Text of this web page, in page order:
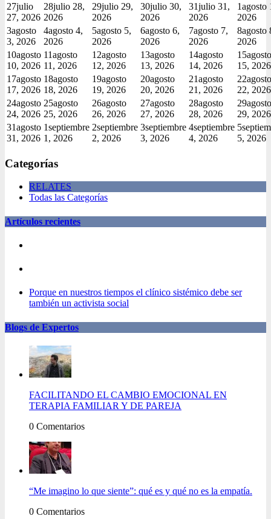
27julio
27, 2026
28julio 28,
2026
29julio 29,
2026
30julio 30,
2026
31julio 31,
2026
1agosto
2026
3agosto
3, 2026
4agosto 4,
2026
5agosto 5,
2026
6agosto 6,
2026
7agosto 7,
2026
8agosto
2026
10agosto
10, 2026
11agosto
11, 2026
12agosto
12, 2026
13agosto
13, 2026
14agosto
14, 2026
15agosto
15, 2026
17agosto
17, 2026
18agosto
18, 2026
19agosto
19, 2026
20agosto
20, 2026
21agosto
21, 2026
22agosto
22, 2026
24agosto
24, 2026
25agosto
25, 2026
26agosto
26, 2026
27agosto
27, 2026
28agosto
28, 2026
29agosto
29, 2026
31agosto
31, 2026
1septiembre
1, 2026
2septiembre
2, 2026
3septiembre
3, 2026
4septiembre
4, 2026
5
5, 2026
Categorías
RELATES
Todas las Categorías
Artículos recientes
Porque en nuestros tiempos el clínico sistémico debe ser
también un activista social
Blogs de Expertos
FACILITANDO EL CAMBIO EMOCIONAL EN
TERAPIA FAMILIAR Y DE PAREJA
0 Comentarios
“Me imagino lo que siente”: qué es y qué no es la empatía.
0 Comentarios